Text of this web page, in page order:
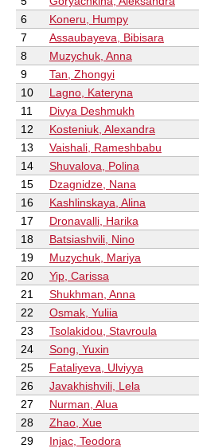
PGN-Kompatibilität: Hoch- und
Herunterladen von Spielen oder
Datenbanken als PGN-Dateien
6
Koneru, Humpy
7
Assaubayeva, Bibisara
8
Muzychuk, Anna
9
Tan, Zhongyi
10
Lagno, Kateryna
11
Divya Deshmukh
12
Kosteniuk, Alexandra
13
Vaishali, Rameshbabu
14
Shuvalova, Polina
15
Dzagnidze, Nana
16
Kashlinskaya, Alina
17
Dronavalli, Harika
18
Batsiashvili, Nino
19
Muzychuk, Mariya
20
Yip, Carissa
21
Shukhman, Anna
22
Osmak, Yuliia
23
Tsolakidou, Stavroula
24
Song, Yuxin
25
Fataliyeva, Ulviyya
26
Javakhishvili, Lela
27
Nurman, Alua
28
Zhao, Xue
29
Injac, Teodora